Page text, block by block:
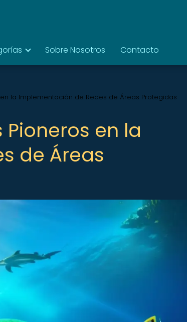
Sobre Nosotros Contacto
la Implementación de Redes de Áreas Protegidas
en la
de Áreas